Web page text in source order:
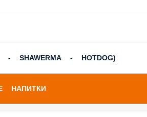
- HOTDOG)
НАПИТКИ